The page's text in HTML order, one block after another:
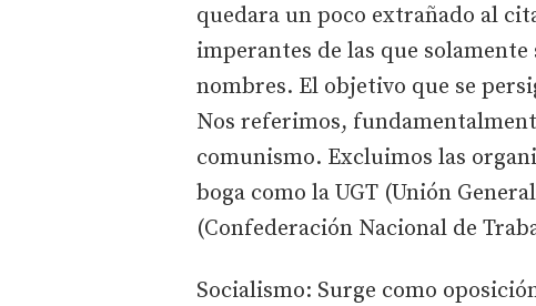
quedara un poco extrañado al
imperantes de las que
nombres. El objetivo que se
Nos referimos,
comunismo. Excluimos las
boga como la UGT (Unión
(Confederación Nacional de
Socialismo: Surge como